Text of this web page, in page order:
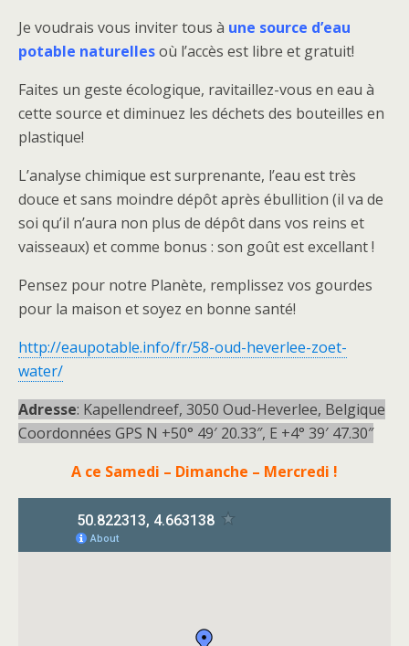
Je voudrais vous inviter tous à une source d’eau
potable naturellesoù l’accès est libre et gratuit!
Faites un geste écologique, ravitaillez-vous en eau à
cette source et diminuez les déchets des bouteilles en
plastique!
L’analyse chimique est surprenante, l’eau est très
douce et sans moindre dépôt après ébullition (il va de
soi qu’il n’aura non plus de dépôt dans vos reins et
vaisseaux) et comme bonus : son goût est excellant !
Pensez pour notre Planète, remplissez vos gourdes
pour la maison et soyez en bonne santé!
http://eaupotable.info/fr/58-oud-heverlee-zoet-
water/
Adresse: Kapellendreef, 3050 Oud-Heverlee, Belgique
Coordonnées GPS N +50° 49′ 20.33″, E +4° 39′ 47.30″
A ce Samedi – Dimanche – Mercredi !